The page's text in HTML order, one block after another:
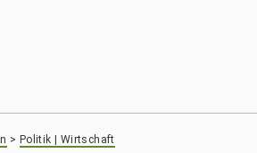
> Politik | Wirtschaft